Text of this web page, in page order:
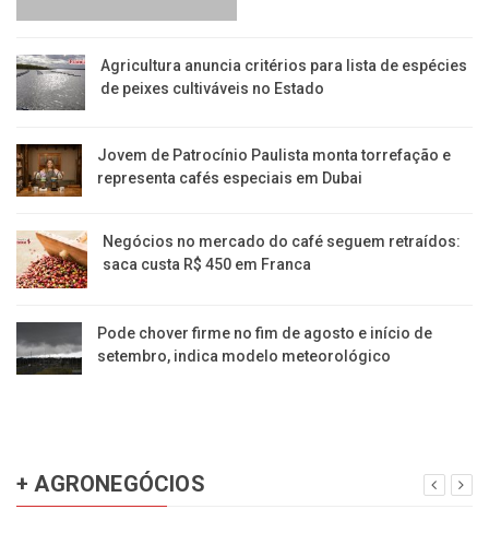
Agricultura anuncia critérios para lista de espécies
de peixes cultiváveis no Estado
Jovem de Patrocínio Paulista monta torrefação e
representa cafés especiais em Dubai
Negócios no mercado do café seguem retraídos:
saca custa R$ 450 em Franca
Pode chover firme no fim de agosto e início de
setembro, indica modelo meteorológico
+ AGRONEGÓCIOS